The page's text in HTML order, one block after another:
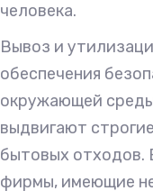
человека.
Вывоз и
обеспечения
окружающей
выдвигают
бытовых отходов.
фирмы, имеющие